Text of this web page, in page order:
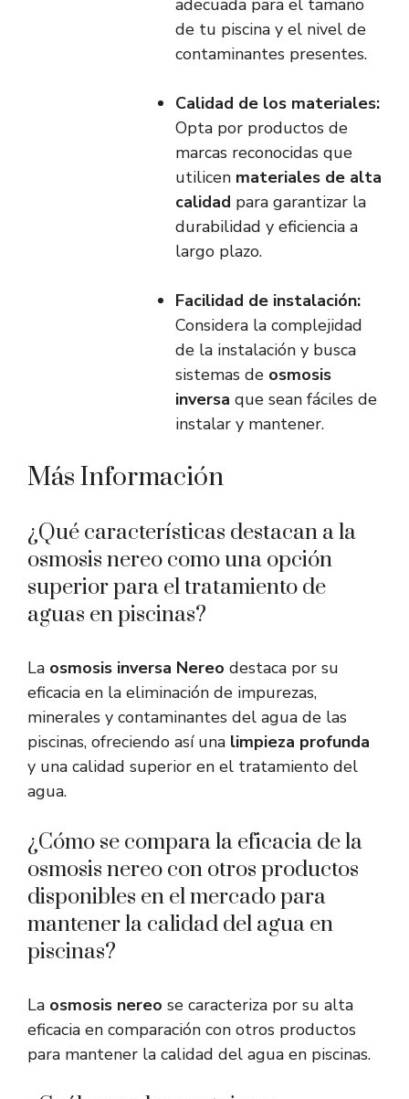
adecuada para el tamaño
de tu piscina y el nivel de
contaminantes presentes.
Calidad de los materiales:
Opta por productos de
marcas reconocidas que
utilicen materiales de alta
calidad para garantizar la
durabilidad y eficiencia a
largo plazo.
Facilidad de instalación:
Considera la complejidad
de la instalación y busca
sistemas de osmosis
inversa que sean fáciles de
instalar y mantener.
Más Información
¿Qué características destacan a la
osmosis nereo como una opción
superior para el tratamiento de
aguas en piscinas?
La osmosis inversa Nereo destaca por su
eficacia en la eliminación de impurezas,
minerales y contaminantes del agua de las
piscinas, ofreciendo así una limpieza profunda
y una calidad superior en el tratamiento del
agua.
¿Cómo se compara la eficacia de la
osmosis nereo con otros productos
disponibles en el mercado para
mantener la calidad del agua en
piscinas?
La osmosis nereo se caracteriza por su alta
eficacia en comparación con otros productos
para mantener la calidad del agua en piscinas.